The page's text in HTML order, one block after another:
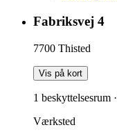
Fabriksvej 4
7700 Thisted
Vis på kort
1 beskyttelsesrum ·
Værksted